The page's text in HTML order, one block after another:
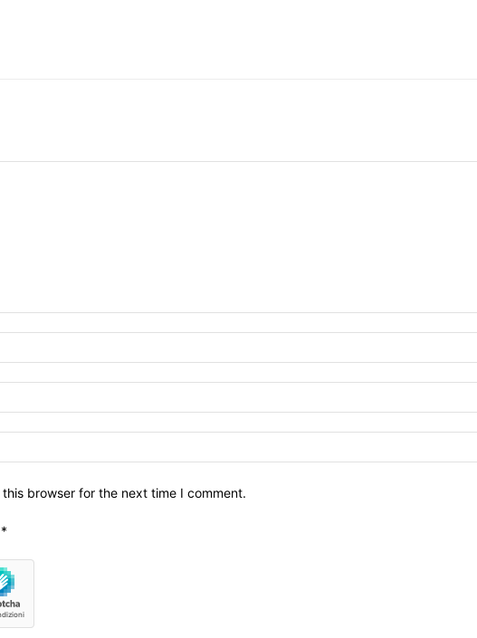
browser for the next time I comment.
*